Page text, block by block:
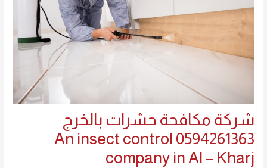
شركة مكافحة حشرات بالخرج
0594261363 An insect control
company in Al – Kharj